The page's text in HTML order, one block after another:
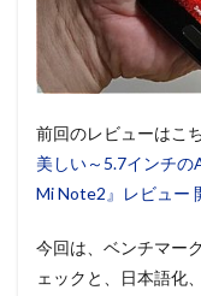
前回のレビューはこち
美しい～5.7インチの
Mi Note2』レビュー
今回は、ベンチマー
ェックと、日本語化